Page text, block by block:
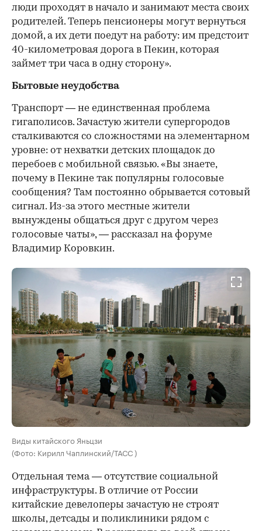
люди проходят в начало и занимают места своих
родителей. Теперь пенсионеры могут вернуться
домой, а их дети поедут на работу: им предстоит
40-километровая дорога в Пекин, которая
займет три часа в одну сторону».
Бытовые неудобства
Транспорт — не единственная проблема
гигаполисов. Зачастую жители супергородов
сталкиваются со сложностями на элементарном
уровне: от нехватки детских площадок до
перебоев с мобильной связью. «Вы знаете,
почему в Пекине так популярны голосовые
сообщения? Там постоянно обрывается сотовый
сигнал. Из-за этого местные жители
вынуждены общаться друг с другом через
голосовые чаты», — рассказал на форуме
Владимир Коровкин.
Виды китайского Яньцзи
(Фото: Кирилл Чаплинский/ТАСС )
Отдельная тема — отсутствие социальной
инфраструктуры. В отличие от России
китайские девелоперы зачастую не строят
школы, детсады и поликлиники рядом с